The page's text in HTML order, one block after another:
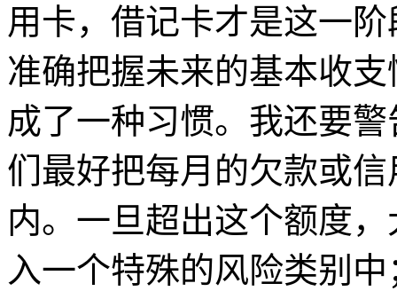
用卡，借记卡才是这一
准确把握未来的基本收
成了一种习惯。我还要
们最好把每月的欠款或
内。一旦超出这个额度
入一个特殊的风险类别